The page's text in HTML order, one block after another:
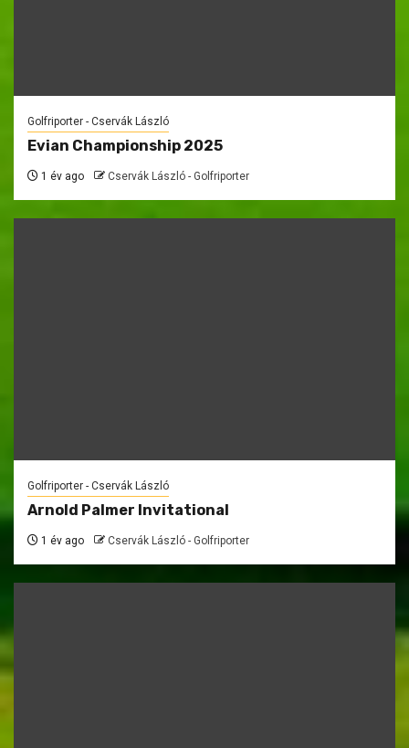
Golfriporter - Cservák László
Evian Championship 2025
1 év ago Cservák László - Golfriporter
Golfriporter - Cservák László
Arnold Palmer Invitational
1 év ago Cservák László - Golfriporter